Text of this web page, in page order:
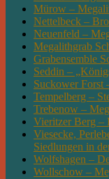
Mürow –
Nettelbeck –
Neuenfeld –
Megalithgrab
Grabensemble
Seddin –
Suckower Forst
Tempelberg –
Trebenow –
Vieritzer Berg –
Viesecke,
Siedlungen in
Wolfshagen –
Wollschow –